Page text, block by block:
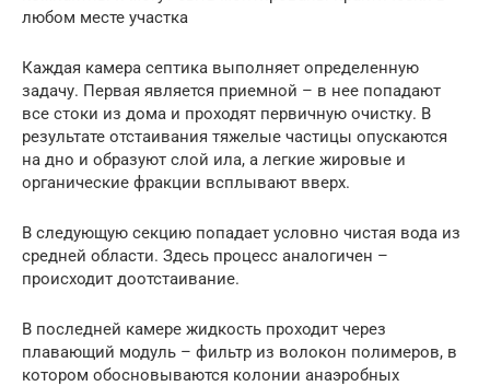
любом месте участка
Каждая камера септика выполняет определенную
задачу. Первая является приемной – в нее попадают
все стоки из дома и проходят первичную очистку. В
результате отстаивания тяжелые частицы опускаются
на дно и образуют слой ила, а легкие жировые и
органические фракции всплывают вверх.
В следующую секцию попадает условно чистая вода из
средней области. Здесь процесс аналогичен –
происходит доотстаивание.
В последней камере жидкость проходит через
плавающий модуль – фильтр из волокон полимеров, в
котором обосновываются колонии анаэробных